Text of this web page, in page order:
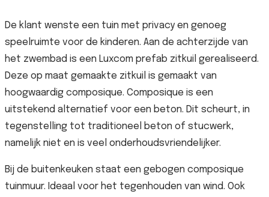
De klant wenste een tuin met privacy en genoeg
speelruimte voor de kinderen. Aan de achterzijde van
het zwembad is een Luxcom prefab zitkuil gerealiseerd.
Deze op maat gemaakte zitkuil is gemaakt van
hoogwaardig composique. Composique is een
uitstekend alternatief voor een beton. Dit scheurt, in
tegenstelling tot traditioneel beton of stucwerk,
namelijk niet en is veel onderhoudsvriendelijker.
Bij de buitenkeuken staat een gebogen composique
tuinmuur. Ideaal voor het tegenhouden van wind. Ook